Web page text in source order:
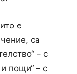
е
са
– с
и пощи“ – с